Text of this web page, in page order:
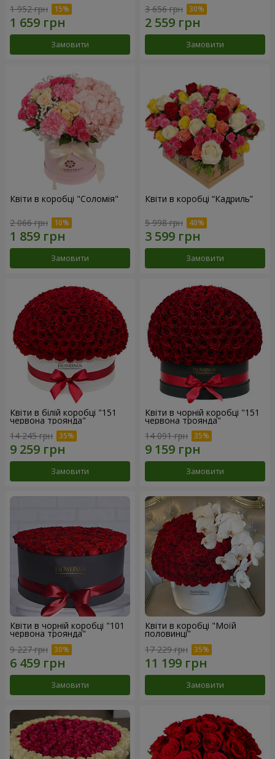
1 952 грн
Замовити
3 656 грн
Замовити
Квіти в коробці "Соломія"
2 066 грн
Замовити
Квіти в коробці “Кадриль”
5 998 грн
Замовити
Квіти в білій коробці "151
червона троянда"
14 245 грн
Замовити
Квіти в чорній коробці "151
червона троянда"
14 091 грн
Замовити
Квіти в чорній коробці "101
червона троянда"
9 227 грн
Замовити
Квіти в коробці "Моїй
половинці"
17 229 грн
Замовити